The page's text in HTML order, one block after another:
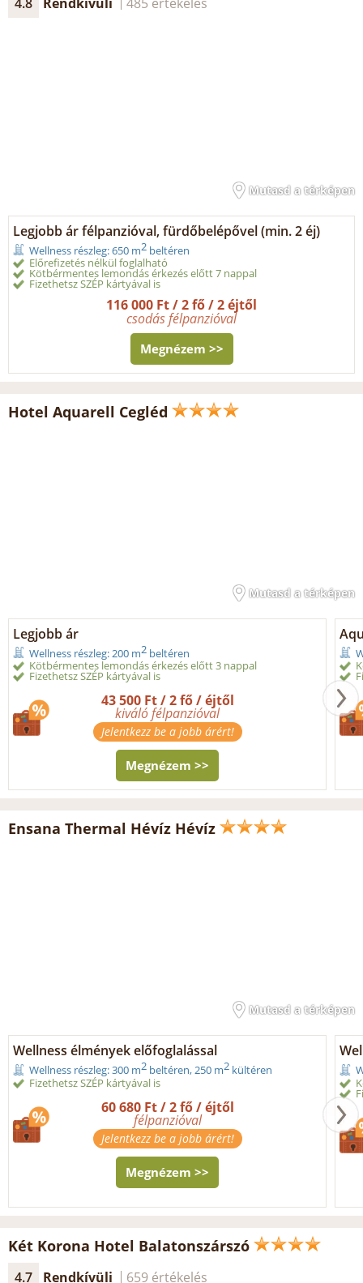
Mutasd a térképen
Legjobb ár félpanzióval, fürdőbelépővel (min. 2 éj)
Wellness részleg: 650 m2 beltéren
Előrefizetés nélkül foglalható
Kötbérmentes lemondás érkezés előtt 7 nappal
Fizethetsz SZÉP kártyával is
116 000 Ft / 2 fő / 2 éjtől
csodás félpanzióval
Megnézem >>
Hotel Aquarell Cegléd
Mutasd a térképen
Legjobb ár
Wellness részleg: 200 m2 beltéren
Kötbérmentes lemondás érkezés előtt 3 nappal
Fizethetsz SZÉP kártyával is
43 500 Ft / 2 fő / éjtől
kiváló félpanzióval
Jelentkezz be a jobb árért!
Megnézem >>
Ensana Thermal Hévíz Hévíz
Mutasd a térképen
Wellness élmények előfoglalással
Wellness részleg: 300 m2 beltéren, 250 m2 kültéren
Fizethetsz SZÉP kártyával is
60 680 Ft / 2 fő / éjtől
félpanzióval
Jelentkezz be a jobb árért!
Megnézem >>
Két Korona Hotel Balatonszárszó
4.7 Rendkívüli 659 értékelés